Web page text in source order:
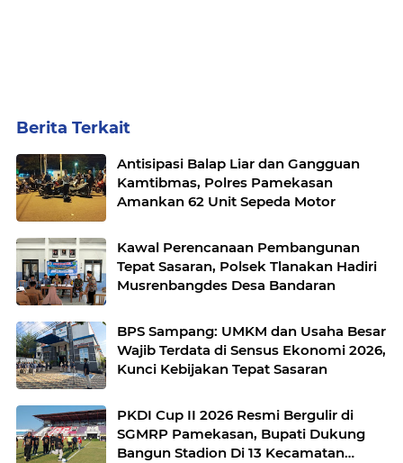
Berita Terkait
Antisipasi Balap Liar dan Gangguan
Kamtibmas, Polres Pamekasan
Amankan 62 Unit Sepeda Motor
Kawal Perencanaan Pembangunan
Tepat Sasaran, Polsek Tlanakan Hadiri
Musrenbangdes Desa Bandaran
BPS Sampang: UMKM dan Usaha Besar
Wajib Terdata di Sensus Ekonomi 2026,
Kunci Kebijakan Tepat Sasaran
PKDI Cup II 2026 Resmi Bergulir di
SGMRP Pamekasan, Bupati Dukung
Bangun Stadion Di 13 Kecamatan